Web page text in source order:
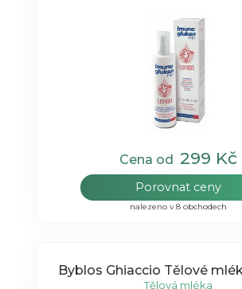
Cena od 299 Kč
Porovnat ceny
nalezeno v 8 obchodech
Byblos Ghiaccio Tělové
Tělová mléka